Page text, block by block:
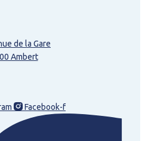
de la Gare
Ambert
Facebook-f